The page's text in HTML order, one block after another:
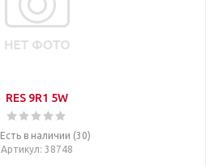
RES 9R1 5W
Есть в наличии (30)
Артикул: 38748